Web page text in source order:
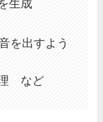
生成
を出すよう
理 など